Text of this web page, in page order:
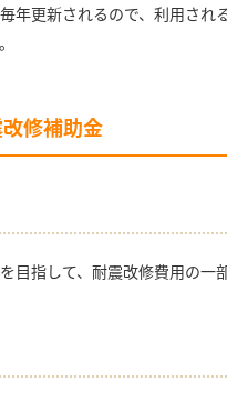
年更新されるので、利用され
修補助金
目指して、耐震改修費用の一